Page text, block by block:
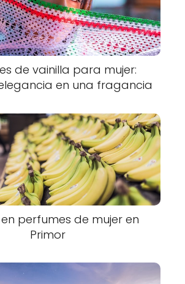
de vainilla para mujer:
en una fragancia
perfumes de mujer en
Primor